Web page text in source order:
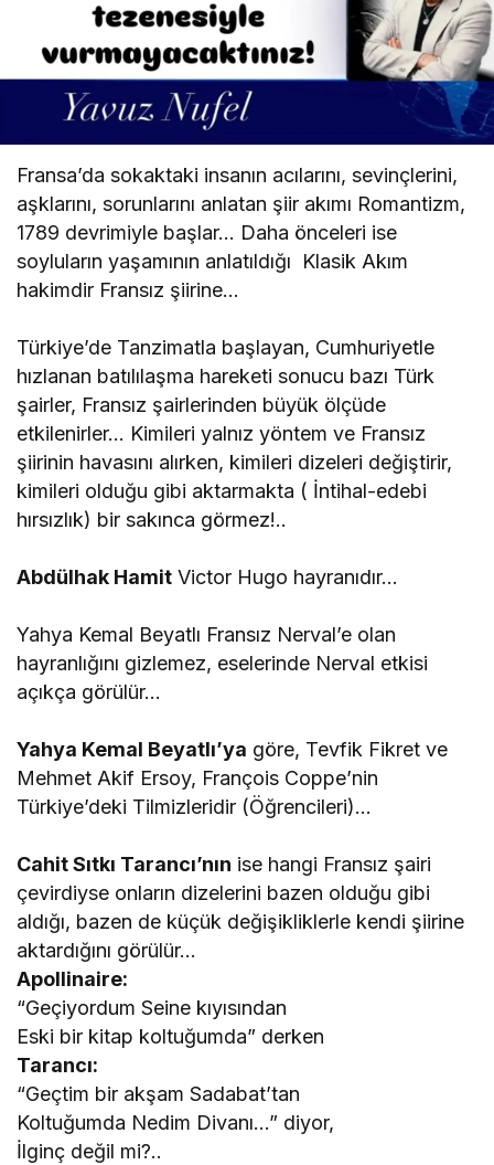
Fransa’da sokaktaki insanın acılarını, sevinçlerini,
aşklarını, sorunlarını anlatan şiir akımı Romantizm,
1789 devrimiyle başlar… Daha önceleri ise
soyluların yaşamının anlatıldığı Klasik Akım
hakimdir Fransız şiirine…
Türkiye’de Tanzimatla başlayan, Cumhuriyetle
hızlanan batılılaşma hareketi sonucu bazı Türk
şairler, Fransız şairlerinden büyük ölçüde
etkilenirler… Kimileri yalnız yöntem ve Fransız
şiirinin havasını alırken, kimileri dizeleri değiştirir,
kimileri olduğu gibi aktarmakta ( İntihal-edebi
hırsızlık) bir sakınca görmez!..
Abdülhak Hamit Victor Hugo hayranıdır…
Yahya Kemal Beyatlı Fransız Nerval’e olan
hayranlığını gizlemez, eselerinde Nerval etkisi
açıkça görülür…
Yahya Kemal Beyatlı’ya göre, Tevfik Fikret ve
Mehmet Akif Ersoy, François Coppe’nin
Türkiye’deki Tilmizleridir (Öğrencileri)…
Cahit Sıtkı Tarancı’nın ise hangi Fransız şairi
çevirdiyse onların dizelerini bazen olduğu gibi
aldığı, bazen de küçük değişikliklerle kendi şiirine
aktardığını görülür…
Apollinaire:
“Geçiyordum Seine kıyısından
Eski bir kitap koltuğumda” derken
Tarancı:
“Geçtim bir akşam Sadabat’tan
Koltuğumda Nedim Divanı…” diyor,
İlginç değil mi?..